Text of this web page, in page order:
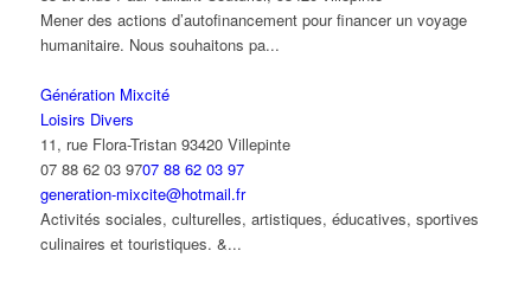
Mener des actions d’autofinancement pour financer un voyage
humanitaire. Nous souhaitons pa...
Génération Mixcité
Loisirs Divers
11, rue Flora-Tristan 93420 Villepinte
07 88 62 03 9707 88 62 03 97
generation-mixcite@hotmail.fr
Activités sociales, culturelles, artistiques, éducatives, sportives
culinaires et touristiques. &...